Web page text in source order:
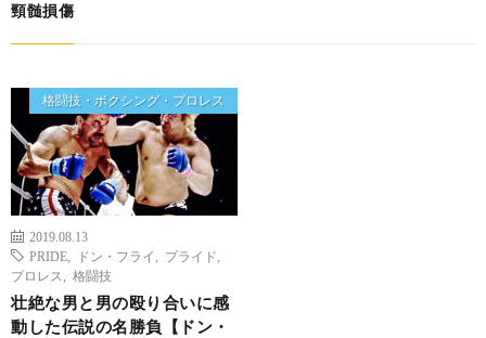
頸髄損傷
格闘技・ボクシング・プロレス
2019.08.13
PRIDE
ドン・フライ プライド
プロレス
格闘技
壮絶な男と男の殴り合いに感
動した伝説の名勝負【ドン・